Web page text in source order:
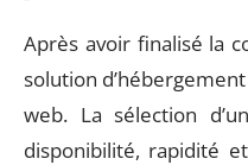
Après avoir finalisé la
solution
web. La sélection
disponibilité, rapidité